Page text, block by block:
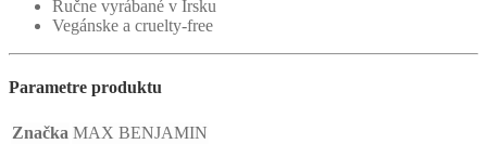
Ručne vyrábané v Írsku
Vegánske a cruelty-free
Parametre produktu
Značka MAX BENJAMIN